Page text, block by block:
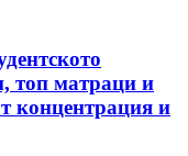
топ матраци и
концентрация и